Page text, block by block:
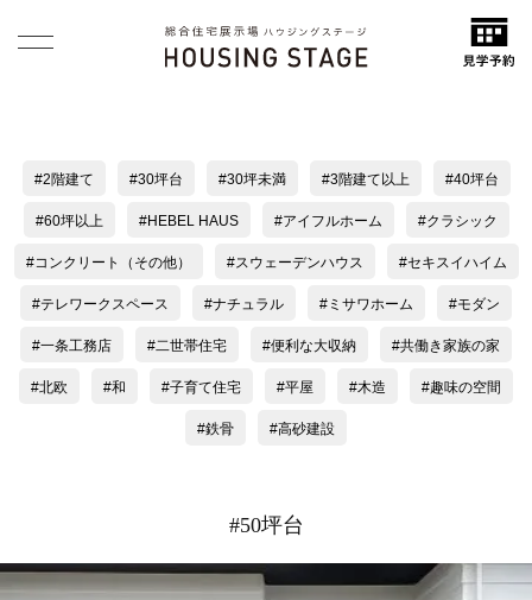
2階建て 30坪台 30坪未満 3階建て以上 40坪台
60坪以上 HEBEL HAUS アイフルホーム クラシック
コンクリート（その他） スウェーデンハウス セキスイハイム
テレワークスペース ナチュラル ミサワホーム モダン
一条工務店 二世帯住宅 便利な大収納 共働き家族の家
北欧 和 子育て住宅 平屋 木造 趣味の空間
鉄骨 高砂建設
#50坪台